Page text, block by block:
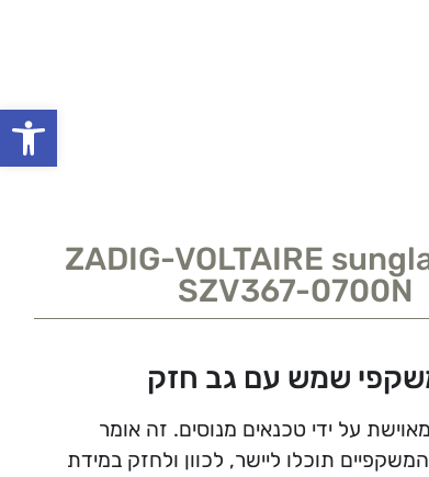
פתח
ZADIG-VOLTAIRE
SZV367-0700N
שמש עם גב חזק
על ידי טכנאים מנוסים. זה אומר
תוכלו ליישר, לכוון ולחזק במידת